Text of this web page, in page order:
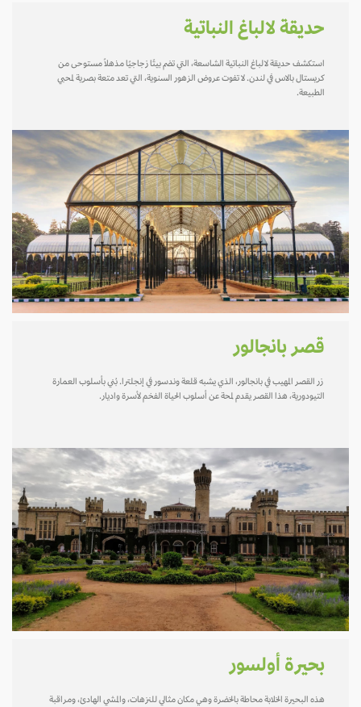
حديقة لالباغ النباتية
استكشف حديقة لالباغ النباتية الشاسعة، التي تضم بيتًا زجاجيًا مذهلاً مستوحى من
كريستال بالاس في لندن. لا تفوت عروض الزهور السنوية، التي تعد متعة بصرية لمحبي
الطبيعة.
قصر بانجالور
زر القصر المهيب في بانجالور، الذي يشبه قلعة وندسور في إنجلترا. بُني بأسلوب العمارة
التيودورية، هذا القصر يقدم لمحة عن أسلوب الحياة الفخم لأسرة واديار.
بحيرة أولسور
هذه البحيرة الخلابة محاطة بالخضرة وهي مكان مثالي للنزهات، والمشي الهادئ، ومراقبة